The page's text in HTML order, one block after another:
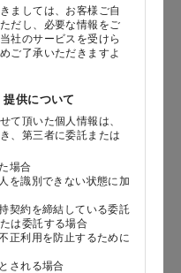
ましては、お客様ご自
だし、必要な情報をご
社のサービスを受けら
ご了承いただきますよ
供について
て頂いた個人情報は、
、第三者に委託または
場合
を識別できない状態に加
契約を締結している委託
は委託する場合
正利用を防止するために
される場合
月
Overseas shops
Hong Kong
Thailand